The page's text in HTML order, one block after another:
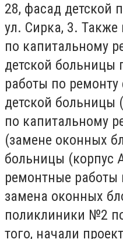
28, фасад детской
ул. Сирка, 3.
по капитальному
детской больницы
работы по
детской больницы
по капитальному
(замене оконных
больницы (корпус
ремонтные работы
замена оконных
поликлиники №2
того, начали